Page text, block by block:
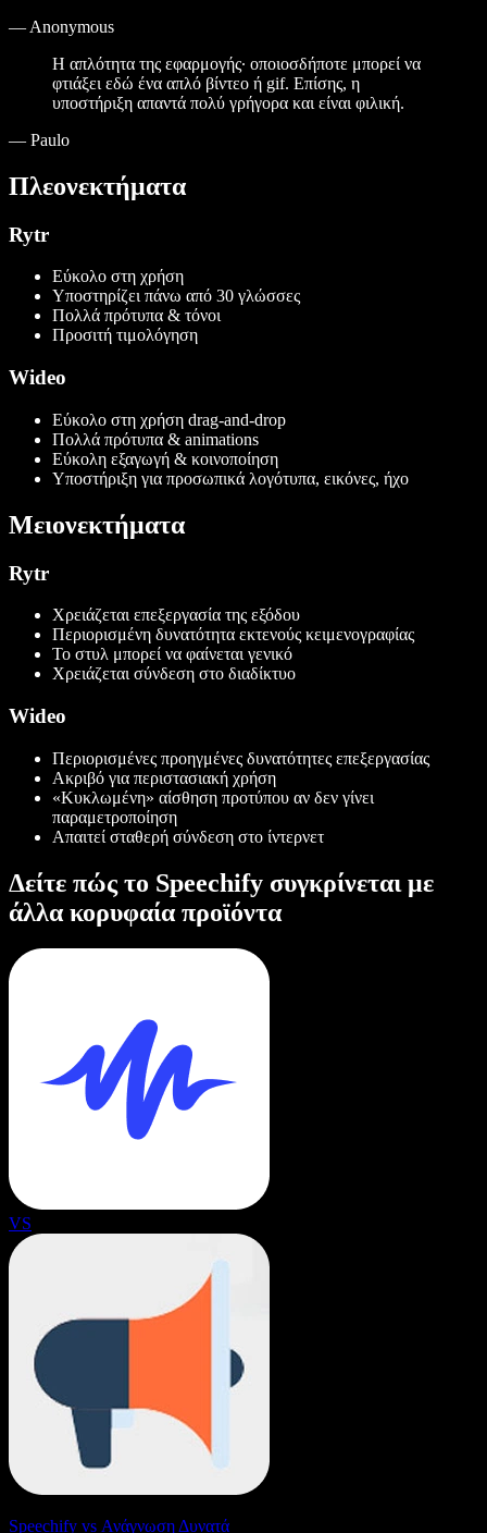
— Anonymous
Η απλότητα της εφαρμογής· οποιοσδήποτε μπορεί να
φτιάξει εδώ ένα απλό βίντεο ή gif. Επίσης, η
υποστήριξη απαντά πολύ γρήγορα και είναι φιλική.
— Paulo
Πλεονεκτήματα
Rytr
Εύκολο στη χρήση
Υποστηρίζει πάνω από 30 γλώσσες
Πολλά πρότυπα & τόνοι
Προσιτή τιμολόγηση
Wideo
Εύκολο στη χρήση drag-and-drop
Πολλά πρότυπα & animations
Εύκολη εξαγωγή & κοινοποίηση
Υποστήριξη για προσωπικά λογότυπα, εικόνες, ήχο
Μειονεκτήματα
Rytr
Χρειάζεται επεξεργασία της εξόδου
Περιορισμένη δυνατότητα εκτενούς κειμενογραφίας
Το στυλ μπορεί να φαίνεται γενικό
Χρειάζεται σύνδεση στο διαδίκτυο
Wideo
Περιορισμένες προηγμένες δυνατότητες επεξεργασίας
Ακριβό για περιστασιακή χρήση
«Κυκλωμένη» αίσθηση προτύπου αν δεν γίνει
παραμετροποίηση
Απαιτεί σταθερή σύνδεση στο ίντερνετ
Δείτε πώς το Speechify συγκρίνεται με
άλλα κορυφαία προϊόντα
VS
Speechify vs Ανάγνωση Δυνατά